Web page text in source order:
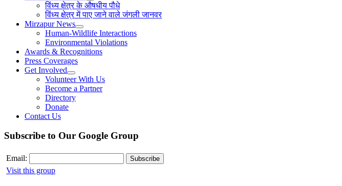
विंध्य क्षेत्र के औषधीय पौधे
विंध्य क्षेत्र में पाए जाने वाले जंगली जानवर
Mirzapur News
Human-Wildlife Interactions
Environmental Violations
Awards & Recognitions
Press Coverages
Get Involved
Volunteer With Us
Become a Partner
Directory
Donate
Contact Us
Subscribe to Our Google Group
Email:
Visit this group